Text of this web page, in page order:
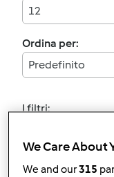
12
Ordina per:
Predefinito
I filtri:
Annulla
We Care About
We and our315